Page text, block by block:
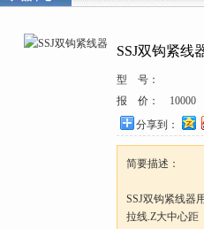
SSJ双钩紧线
型 号：
报 价：
10000
分享到：
简要描述：
SSJ双钩紧线器
拉线.Z大中心距